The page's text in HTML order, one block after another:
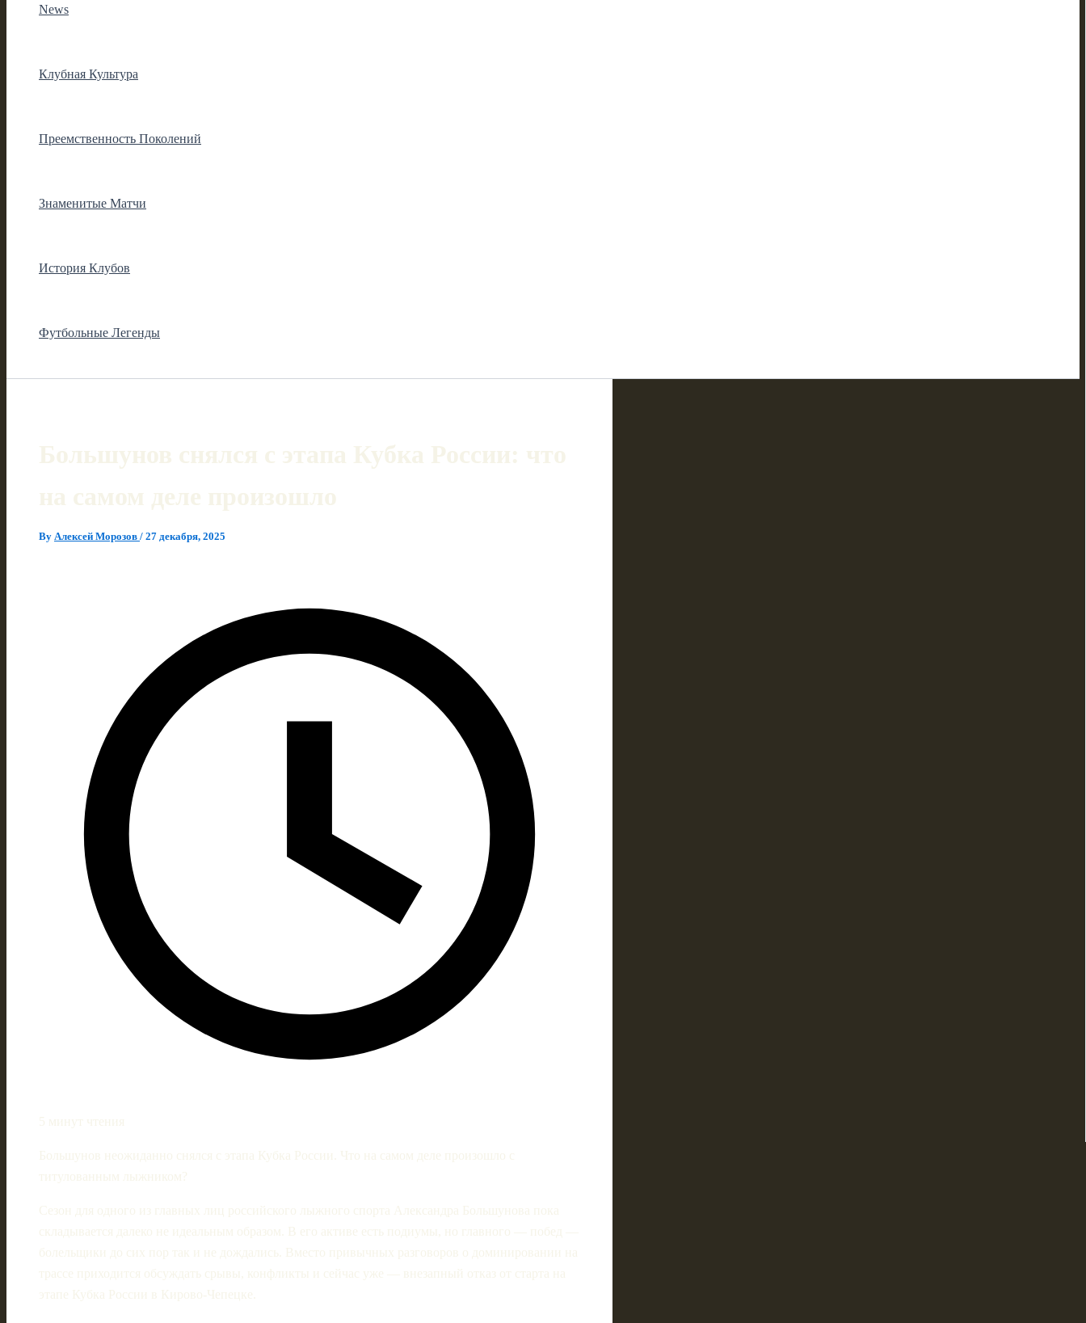
News
Клубная Культура
Преемственность Поколений
Знаменитые Матчи
История Клубов
Футбольные Легенды
Большунов снялся с этапа Кубка России: что
на самом деле произошло
By Алексей Морозов / 27 декабря, 2025
5 минут чтения
Большунов неожиданно снялся с этапа Кубка России. Что на самом деле произошло с
титулованным лыжником?
Сезон для одного из главных лиц российского лыжного спорта Александра Большунова пока
складывается далеко не идеальным образом. В его активе есть подиумы, но главного — побед —
болельщики до сих пор так и не дождались. Вместо привычных разговоров о доминировании на
трассе приходится обсуждать срывы, конфликты и сейчас уже — внезапный отказ от старта на
этапе Кубка России в Кирово-Чепецке.